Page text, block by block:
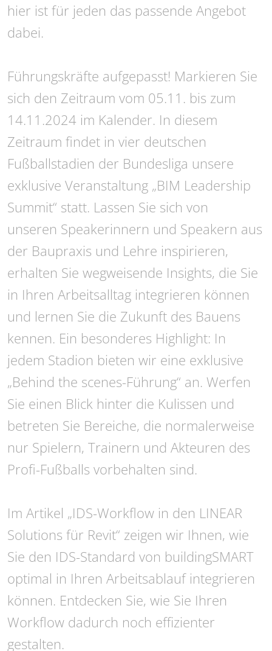
hier ist für jeden das passende Angebot
dabei.
Führungskräfte aufgepasst! Markieren Sie
sich den Zeitraum vom 05.11. bis zum
14.11.2024 im Kalender. In diesem
Zeitraum findet in vier deutschen
Fußballstadien der Bundesliga unsere
exklusive Veranstaltung „BIM Leadership
Summit“ statt. Lassen Sie sich von
unseren Speakerinnern und Speakern aus
der Baupraxis und Lehre inspirieren,
erhalten Sie wegweisende Insights, die Sie
in Ihren Arbeitsalltag integrieren können
und lernen Sie die Zukunft des Bauens
kennen. Ein besonderes Highlight: In
jedem Stadion bieten wir eine exklusive
„Behind the scenes-Führung“ an. Werfen
Sie einen Blick hinter die Kulissen und
betreten Sie Bereiche, die normalerweise
nur Spielern, Trainern und Akteuren des
Profi-Fußballs vorbehalten sind.
Im Artikel „IDS-Workflow in den LINEAR
Solutions für Revit“ zeigen wir Ihnen, wie
Sie den IDS-Standard von buildingSMART
optimal in Ihren Arbeitsablauf integrieren
können. Entdecken Sie, wie Sie Ihren
Workflow dadurch noch effizienter
gestalten.